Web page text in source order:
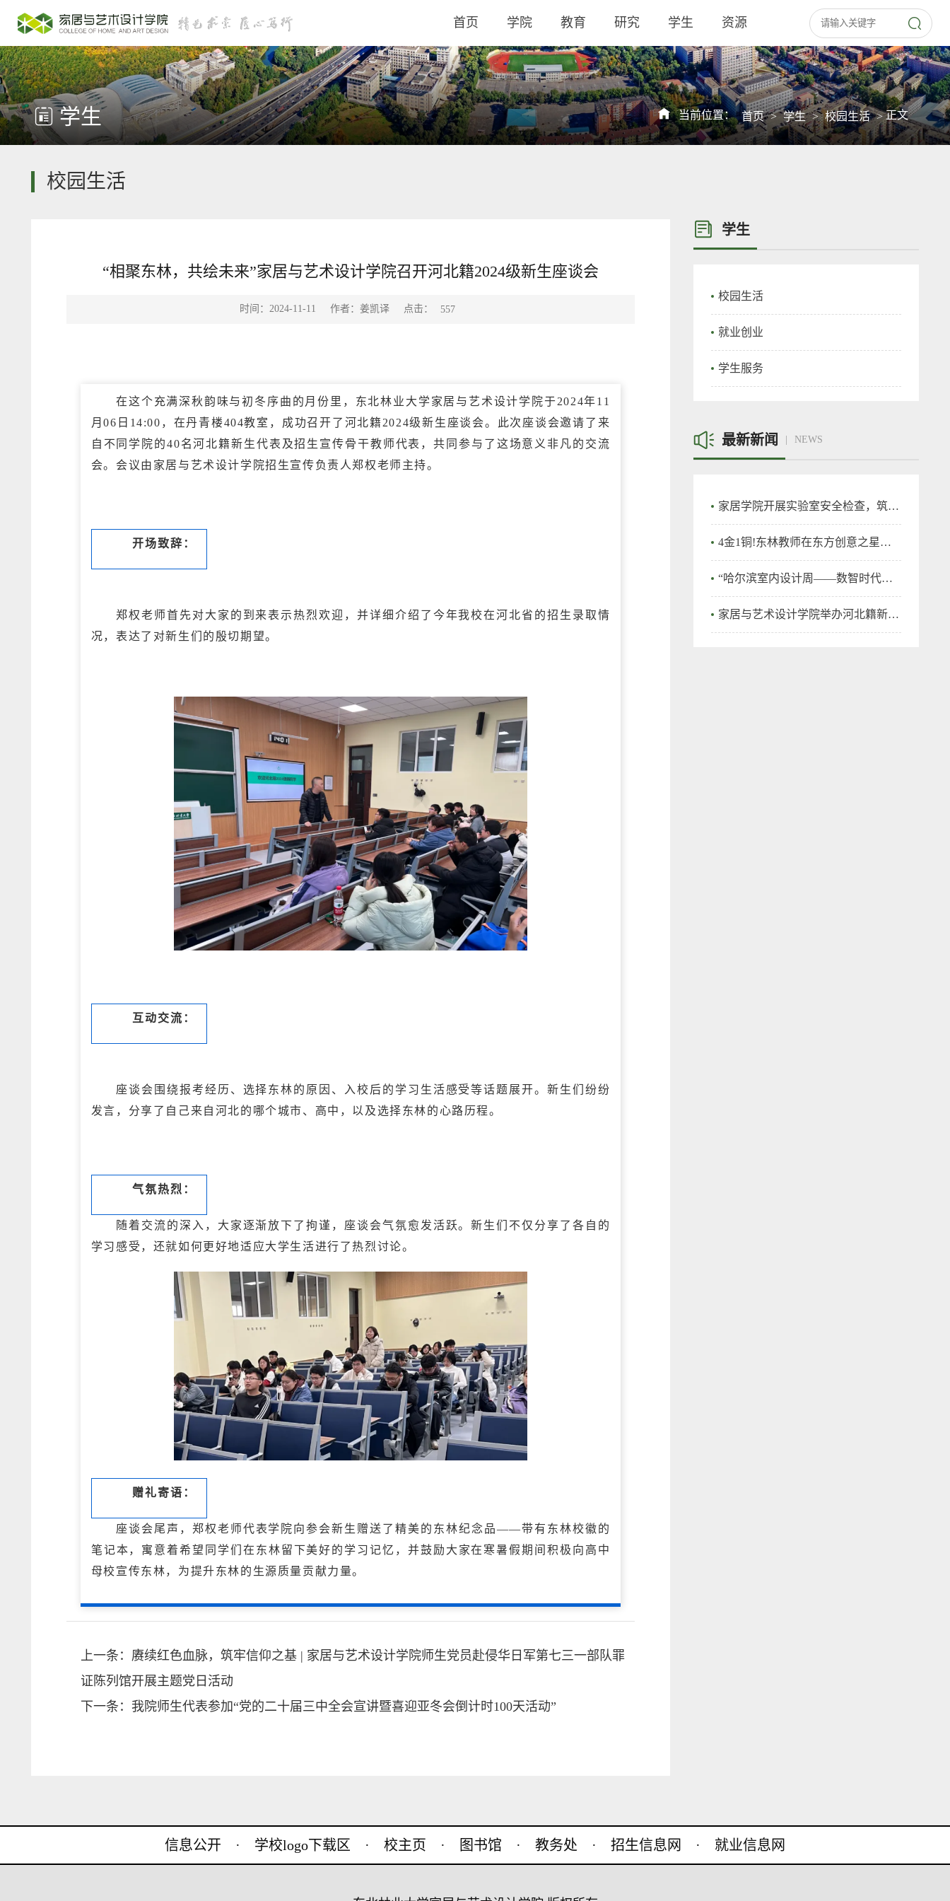
首页 学院 教育 研究 学生 资源
学生 当前位置： 首页 > 学生 > 校园生活 >正文
校园生活
“相聚东林，共绘未来”家居与艺术设计学院召开河北籍2024级新生座谈会
时间：2024-11-11 作者：姜凯译 点击： 557
在这个充满深秋韵味与初冬序曲的月份里，东北林业大学家居与艺术设计学院于2024年11
月06日14:00，在丹青楼404教室，成功召开了河北籍2024级新生座谈会。此次座谈会邀请了来
自不同学院的40名河北籍新生代表及招生宣传骨干教师代表，共同参与了这场意义非凡的交流
会。会议由家居与艺术设计学院招生宣传负责人郑权老师主持。
开场致辞：
郑权老师首先对大家的到来表示热烈欢迎，并详细介绍了今年我校在河北省的招生录取情
况，表达了对新生们的殷切期望。
互动交流：
座谈会围绕报考经历、选择东林的原因、入校后的学习生活感受等话题展开。新生们纷纷
发言，分享了自己来自河北的哪个城市、高中，以及选择东林的心路历程。
气氛热烈：
随着交流的深入，大家逐渐放下了拘谨，座谈会气氛愈发活跃。新生们不仅分享了各自的
学习感受，还就如何更好地适应大学生活进行了热烈讨论。
赠礼寄语：
座谈会尾声，郑权老师代表学院向参会新生赠送了精美的东林纪念品——带有东林校徽的
笔记本，寓意着希望同学们在东林留下美好的学习记忆，并鼓励大家在寒暑假期间积极向高中
母校宣传东林，为提升东林的生源质量贡献力量。
上一条： 赓续红色血脉，筑牢信仰之基 | 家居与艺术设计学院师生党员赴侵华日军第七三一部队罪
证陈列馆开展主题党日活动
下一条： 我院师生代表参加“党的二十届三中全会宣讲暨喜迎亚冬会倒计时100天活动”
学生
校园生活
就业创业
学生服务
最新新闻 NEWS
家居学院开展实验室安全检查，筑牢实验室安全防线
4金1铜!东林教师在东方创意之星教师教学创新大赛再创佳绩！
“哈尔滨室内设计周——数智时代的室内设计”竞赛在我校开幕
家居与艺术设计学院举办河北籍新生交流会
信息公开 · 学校logo下载区 · 校主页 · 图书馆 · 教务处 · 招生信息网 · 就业信息网